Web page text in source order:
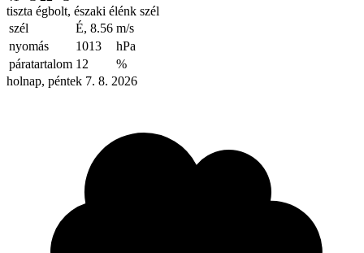
tiszta égbolt, északi élénk szél
szél
É, 8.56 m/s
nyomás
1013
hPa
páratartalom 12
%
holnap, péntek 7. 8. 2026